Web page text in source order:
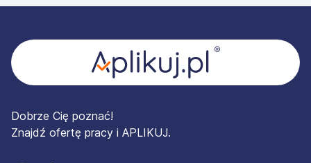
Dobrze Cię poznać!
Znajdź ofertę pracy i APLIKUJ.